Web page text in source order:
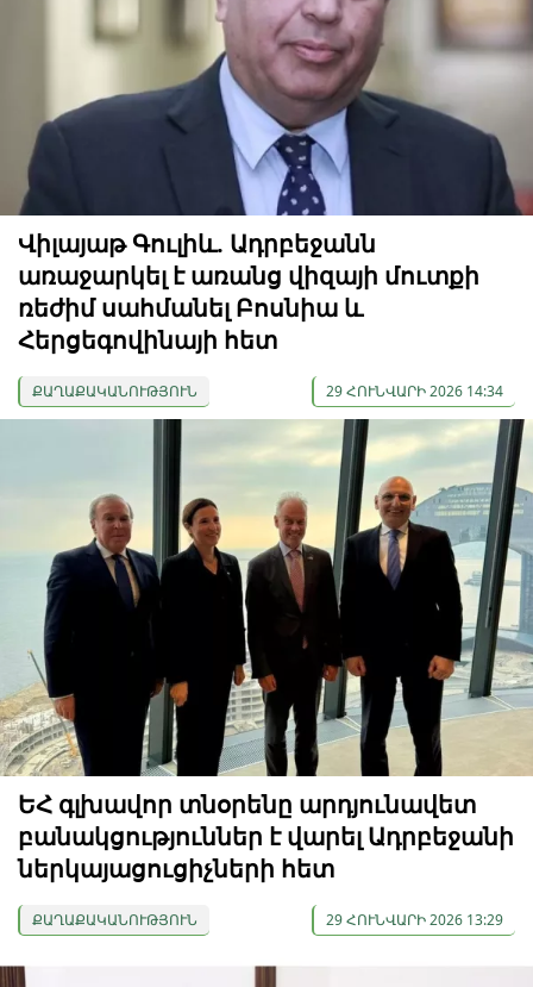
Վիլայաթ Գուլիև. Ադրբեջանն
առաջարկել է առանց վիզայի մուտքի
ռեժիմ սահմանել Բոսնիա և
Հերցեգովինայի հետ
ՔԱՂԱՔԱԿԱՆՈՒԹՅՈՒՆ 29 ՀՈՒՆՎԱՐԻ 2026 14:34
ԵՀ գլխավոր տնօրենը արդյունավետ
բանակցություններ է վարել Ադրբեջանի
ներկայացուցիչների հետ
ՔԱՂԱՔԱԿԱՆՈՒԹՅՈՒՆ 29 ՀՈՒՆՎԱՐԻ 2026 13:29